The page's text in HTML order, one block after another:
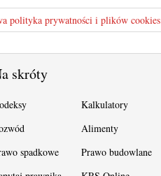
polityka prywatności i plików cookies
skróty
Kalkulatory
Alimenty
spadkowe
Prawo budowlane